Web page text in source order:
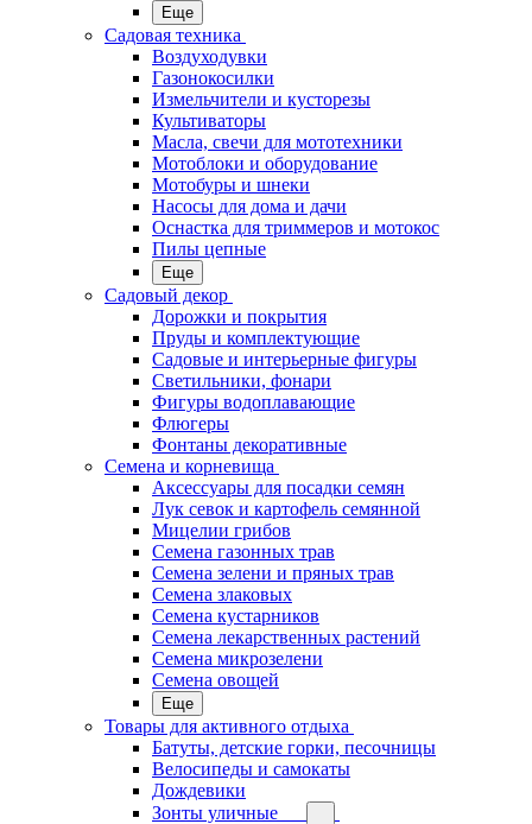
Еще
Садовая техника
Воздуходувки
Газонокосилки
Измельчители и кусторезы
Культиваторы
Масла, свечи для мототехники
Мотоблоки и оборудование
Мотобуры и шнеки
Насосы для дома и дачи
Оснастка для триммеров и мотокос
Пилы цепные
Еще
Садовый декор
Дорожки и покрытия
Пруды и комплектующие
Садовые и интерьерные фигуры
Светильники, фонари
Фигуры водоплавающие
Флюгеры
Фонтаны декоративные
Семена и корневища
Аксессуары для посадки семян
Лук севок и картофель семянной
Мицелии грибов
Семена газонных трав
Семена зелени и пряных трав
Семена злаковых
Семена кустарников
Семена лекарственных растений
Семена микрозелени
Семена овощей
Еще
Товары для активного отдыха
Батуты, детские горки, песочницы
Велосипеды и самокаты
Дождевики
Зонты уличные